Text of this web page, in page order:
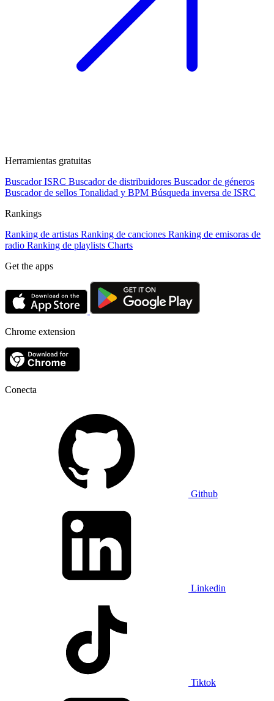
Herramientas gratuitas
Buscador ISRC Buscador de distribuidores Buscador de géneros
Buscador de sellos Tonalidad y BPM Búsqueda inversa de ISRC
Rankings
Ranking de artistas Ranking de canciones Ranking de emisoras de
radio Ranking de playlists Charts
Get the apps
Chrome extension
Conecta
Github
Linkedin
Tiktok